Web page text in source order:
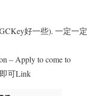
好一些). 一定一定
– Apply to come to
可Link